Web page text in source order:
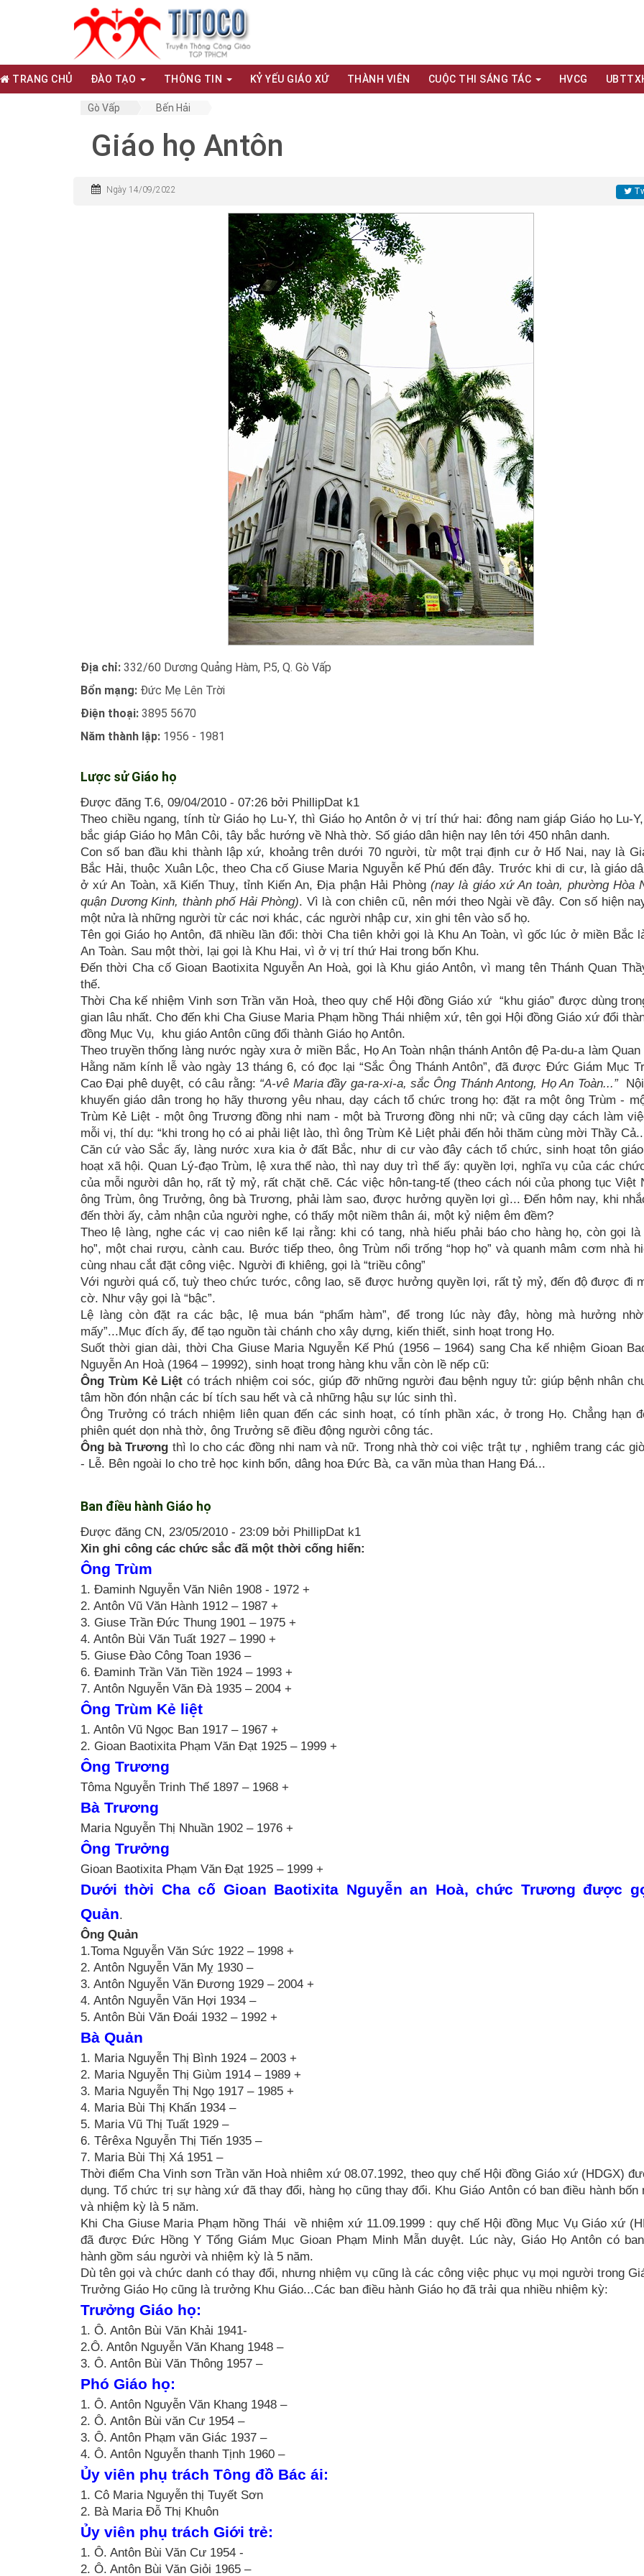
TRANG CHỦ ĐÀO TẠO THÔNG TIN KỶ YẾU GIÁO XỨ THÀNH VIÊN CUỘC THI SÁNG TÁC HVCG
Gò Vấp Bến Hải
Giáo họ Antôn
Ngày 14/09/2022
Địa chỉ: 332/60 Dương Quảng Hàm, P.5, Q. Gò Vấp
Bổn mạng: Đức Mẹ Lên Trời
Điện thoại: 3895 5670
Năm thành lập: 1956 - 1981
Lược sử Giáo họ
Được đăng T.6, 09/04/2010 - 07:26 bởi PhillipDat k1
Theo chiều ngang, tính từ Giáo họ Lu-Y, thì Giáo họ Antôn ở vị trí thứ hai: đông nam giáp Giáo họ Lu-
bắc giáp Giáo họ Mân Côi, tây bắc hướng về Nhà thờ. Số giáo dân hiện nay lên tới 450 nhân danh.
Con số ban đầu khi thành lập xứ, khoảng trên dưới 70 người, từ một trại định cư ở Hố Nai, nay là
Bắc Hải, thuộc Xuân Lộc, theo Cha cố Giuse Maria Nguyễn kế Phú đến đây. Trước khi di cư, là giáo
ở xứ An Toàn, xã Kiến Thuỵ, tỉnh Kiến An, Địa phận Hải Phòng(nay là giáo xứ An toàn, phường Hòa
quận Dương Kinh, thành phố Hải Phòng). Vì là con chiên cũ, nên mới theo Ngài về đây. Con số hiện
một nửa là những người từ các nơi khác, các người nhập cư, xin ghi tên vào sổ họ.
Tên gọi Giáo họ Antôn, đã nhiều lần đổi: thời Cha tiên khởi gọi là Khu An Toàn, vì gốc lúc ở miền Bắc
An Toàn. Sau một thời, lại gọi là Khu Hai, vì ở vị trí thứ Hai trong bốn Khu.
Đến thời Cha cố Gioan Baotixita Nguyễn An Hoà, gọi là Khu giáo Antôn, vì mang tên Thánh Quan
thế.
Thời Cha kế nhiệm Vinh sơn Trần văn Hoà, theo quy chế Hội đồng Giáo xứ “khu giáo” được dùng
gian lâu nhất. Cho đến khi Cha Giuse Maria Phạm hồng Thái nhiệm xứ, tên gọi Hội đồng Giáo xứ đổi
đồng Mục Vụ, khu giáo Antôn cũng đổi thành Giáo họ Antôn.
Theo truyền thống làng nước ngày xưa ở miền Bắc, Họ An Toàn nhận thánh Antôn đệ Pa-du-a làm Quan
Hằng năm kính lễ vào ngày 13 tháng 6, có đọc lại “Sắc Ông Thánh Antôn”, đã được Đức Giám Mục
Cao Đại phê duyệt, có câu rằng: “A-vê Maria đầy ga-ra-xi-a, sắc Ông Thánh Antong, Họ An Toàn...”
khuyến giáo dân trong họ hãy thương yêu nhau, dạy cách tổ chức trong họ: đặt ra một ông Trùm -
Trùm Kẻ Liệt - một ông Trương đồng nhi nam - một bà Trương đồng nhi nữ; và cũng dạy cách làm
mỗi vị, thí dụ: “khi trong họ có ai phải liệt lào, thì ông Trùm Kẻ Liệt phải đến hỏi thăm cùng mời Thầy
Căn cứ vào Sắc ấy, làng nước xưa kia ở đất Bắc, như di cư vào đây cách tổ chức, sinh hoạt tôn
hoạt xã hội. Quan Lý-đạo Trùm, lệ xưa thế nào, thì nay duy trì thế ấy: quyền lợi, nghĩa vụ của các
của mỗi người dân họ, rất tỷ mỷ, rất chặt chẽ. Các việc hôn-tang-tế (theo cách nói của phong tục Việt
ông Trùm, ông Trưởng, ông bà Trương, phải làm sao, được hưởng quyền lợi gì... Đến hôm nay, khi
đến thời ấy, cảm nhận của người nghe, có thấy một niềm thân ái, một kỷ niệm êm đềm?
Theo lệ làng, nghe các vị cao niên kể lại rằng: khi có tang, nhà hiếu phải báo cho hàng họ, còn gọi là
họ”, một chai rượu, cành cau. Bước tiếp theo, ông Trùm nổi trống “họp họ” và quanh mâm cơm nhà
cùng nhau cắt đặt công việc. Người đi khiêng, gọi là “triều công”
Với người quá cố, tuỳ theo chức tước, công lao, sẽ được hưởng quyền lợi, rất tỷ mỷ, đến độ được đi
cờ. Như vậy gọi là “bậc”.
Lệ làng còn đặt ra các bậc, lệ mua bán “phẩm hàm”, để trong lúc này đây, hòng mà hưởng nhờ
mấy”...Mục đích ấy, để tạo nguồn tài chánh cho xây dựng, kiến thiết, sinh hoạt trong Họ.
Suốt thời gian dài, thời Cha Giuse Maria Nguyễn Kế Phú (1956 – 1964) sang Cha kế nhiệm Gioan
Nguyễn An Hoà (1964 – 19992), sinh hoạt trong hàng khu vẫn còn lề nếp cũ:
Ông Trùm Kẻ Liệt có trách nhiệm coi sóc, giúp đỡ những người đau bệnh nguy tử: giúp bệnh nhân
tâm hồn đón nhận các bí tích sau hết và cả những hậu sự lúc sinh thì.
Ông Trưởng có trách nhiệm liên quan đến các sinh hoạt, có tính phần xác, ở trong Họ. Chẳng hạn
phiên quét dọn nhà thờ, ông Trưởng sẽ điều động người công tác.
Ông bà Trương thì lo cho các đồng nhi nam và nữ. Trong nhà thờ coi việc trật tự , nghiêm trang các
- Lễ. Bên ngoài lo cho trẻ học kinh bổn, dâng hoa Đức Bà, ca vãn mùa than Hang Đá...
Ban điều hành Giáo họ
Được đăng CN, 23/05/2010 - 23:09 bởi PhillipDat k1
Xin ghi công các chức sắc đã một thời cống hiến:
Ông Trùm
1. Đaminh Nguyễn Văn Niên 1908 - 1972 +
2. Antôn Vũ Văn Hành 1912 – 1987 +
3. Giuse Trần Đức Thung 1901 – 1975 +
4. Antôn Bùi Văn Tuất 1927 – 1990 +
5. Giuse Đào Công Toan 1936 –
6. Đaminh Trần Văn Tiền 1924 – 1993 +
7. Antôn Nguyễn Văn Đà 1935 – 2004 +
Ông Trùm Kẻ liệt
1. Antôn Vũ Ngọc Ban 1917 – 1967 +
2. Gioan Baotixita Phạm Văn Đạt 1925 – 1999 +
Ông Trương
Tôma Nguyễn Trinh Thế 1897 – 1968 +
Bà Trương
Maria Nguyễn Thị Nhuần 1902 – 1976 +
Ông Trưởng
Gioan Baotixita Phạm Văn Đạt 1925 – 1999 +
Dưới thời Cha cố Gioan Baotixita Nguyễn an Hoà, chức Trương được
Quản.
Ông Quản
1.Toma Nguyễn Văn Sức 1922 – 1998 +
2. Antôn Nguyễn Văn Mỵ 1930 –
3. Antôn Nguyễn Văn Đương 1929 – 2004 +
4. Antôn Nguyễn Văn Hợi 1934 –
5. Antôn Bùi Văn Đoái 1932 – 1992 +
Bà Quản
1. Maria Nguyễn Thị Bình 1924 – 2003 +
2. Maria Nguyễn Thị Giùm 1914 – 1989 +
3. Maria Nguyễn Thị Ngọ 1917 – 1985 +
4. Maria Bùi Thị Khấn 1934 –
5. Maria Vũ Thị Tuất 1929 –
6. Têrêxa Nguyễn Thị Tiến 1935 –
7. Maria Bùi Thị Xá 1951 –
Thời điểm Cha Vinh sơn Trần văn Hoà nhiêm xứ 08.07.1992, theo quy chế Hội đồng Giáo xứ (HDGX)
dụng. Tổ chức trị sự hàng xứ đã thay đổi, hàng họ cũng thay đổi. Khu Giáo Antôn có ban điều hành bốn
và nhiệm kỳ là 5 năm.
Khi Cha Giuse Maria Phạm hồng Thái về nhiệm xứ 11.09.1999 : quy chế Hội đồng Mục Vụ Giáo xứ
đã được Đức Hồng Y Tổng Giám Mục Gioan Phạm Minh Mẫn duyệt. Lúc này, Giáo Họ Antôn có
hành gồm sáu người và nhiệm kỳ là 5 năm.
Dù tên gọi và chức danh có thay đổi, nhưng nhiệm vụ cũng là các công việc phục vụ mọi người trong
Trưởng Giáo Họ cũng là trưởng Khu Giáo...Các ban điều hành Giáo họ đã trải qua nhiều nhiệm kỳ:
Trưởng Giáo họ:
1. Ô. Antôn Bùi Văn Khải 1941-
2.Ô. Antôn Nguyễn Văn Khang 1948 –
3. Ô. Antôn Bùi Văn Thông 1957 –
Phó Giáo họ:
1. Ô. Antôn Nguyễn Văn Khang 1948 –
2. Ô. Antôn Bùi văn Cư 1954 –
3. Ô. Antôn Phạm văn Giác 1937 –
4. Ô. Antôn Nguyễn thanh Tịnh 1960 –
Ủy viên phụ trách Tông đồ Bác ái:
1. Cô Maria Nguyễn thị Tuyết Sơn
2. Bà Maria Đỗ Thị Khuôn
Ủy viên phụ trách Giới trẻ:
1. Ô. Antôn Bùi Văn Cư 1954 -
2. Ô. Antôn Bùi Văn Giỏi 1965 –